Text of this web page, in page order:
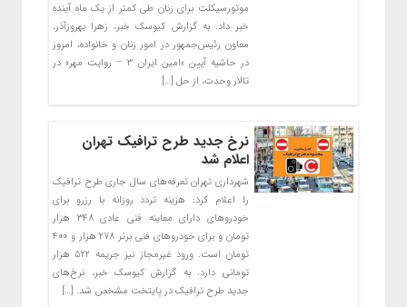
موتورسیکلت برای زنان طی کمتر از یک ماه آینده
خبر داد. به گزارش کیوسک خبر، زهرا بهروزآذر،
معاون رئیس‌جمهور در امور زنان و خانواده، امروز
در حاشیه آیین «امین ایران ۳ – روایت مهر» در
تالار وحدت، از حل […]
نرخ جدید طرح ترافیک تهران
اعلام شد
شهرداری تهران تعرفه‌های سال جاری طرح ترافیک
را اعلام کرد: هزینه تردد روزانه با رزرو برای
خودروهای دارای معاینه فنی عادی ۳۴۸ هزار
تومان و برای خودروهای فنی برتر ۲۷۸ هزار و ۴۰۰
تومان است. ورود غیرمجاز نیز جریمه ۵۲۲ هزار
تومانی دارد. به گزارش کیوسک خبر، نرخ‌های
جدید طرح ترافیک در پایتخت مشخص شد. […]